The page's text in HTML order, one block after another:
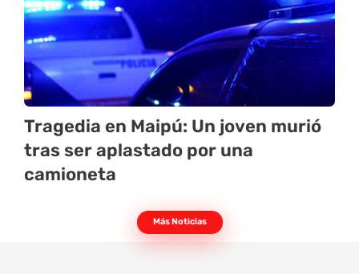
Tragedia en Maipú: Un joven murió
tras ser aplastado por una
camioneta
Más Noticias